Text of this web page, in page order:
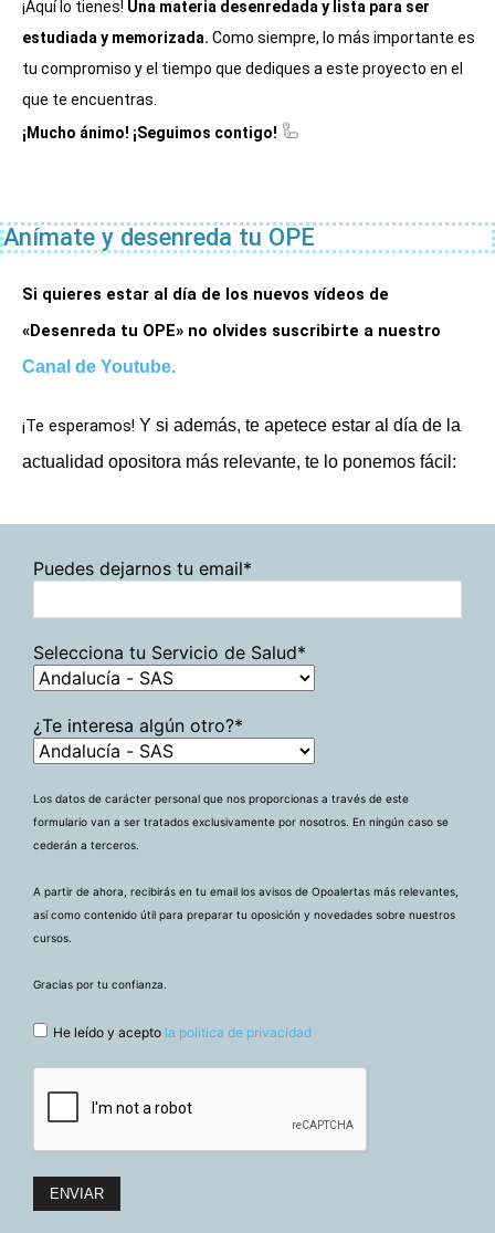
¡Aquí lo tienes! Una materia desenredada y lista para ser
estudiada y memorizada. Como siempre, lo más importante es
tu compromiso y el tiempo que dediques a este proyecto en el
que te encuentras.
¡Mucho ánimo! ¡Seguimos contigo! 🦾
Anímate y desenreda tu OPE
Si quieres estar al día de los nuevos vídeos de
«Desenreda tu OPE» no olvides suscribirte a nuestro
Canal de Youtube.
¡Te esperamos! Y si además, te apetece estar al día de la
actualidad opositora más relevante, te lo ponemos fácil:
Puedes dejarnos tu email*
Selecciona tu Servicio de Salud*
¿Te interesa algún otro?*
Los datos de carácter personal que nos proporcionas a través de este
formulario van a ser tratados exclusivamente por nosotros. En ningún caso se
cederán a terceros.
A partir de ahora, recibirás en tu email los avisos de Opoalertas más relevantes,
así como contenido útil para preparar tu oposición y novedades sobre nuestros
cursos.
Gracias por tu confianza.
He leído y acepto la politica de privacidad